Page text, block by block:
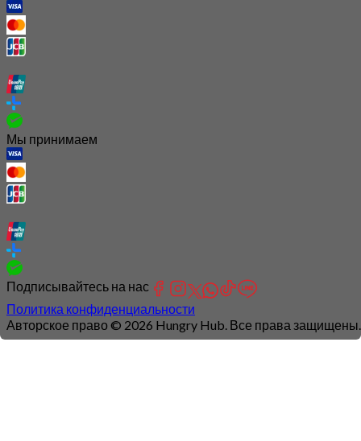
Мы принимаем
Подписывайтесь на нас
Политика конфиденциальности
Авторское право © 2026 Hungry Hub. Все права защищены.
Connection